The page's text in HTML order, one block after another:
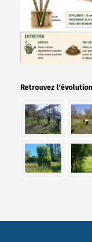
Retrouvez